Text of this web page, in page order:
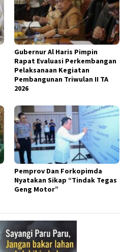
Gubernur Al Haris Pimpin
Rapat Evaluasi Perkembangan
Pelaksanaan Kegiatan
Pembangunan Triwulan II TA
2026
Pemprov Dan Forkopimda
Nyatakan Sikap “Tindak Tegas
Geng Motor”